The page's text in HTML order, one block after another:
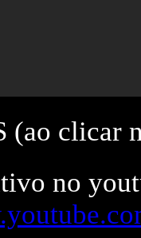
(ao clicar
no